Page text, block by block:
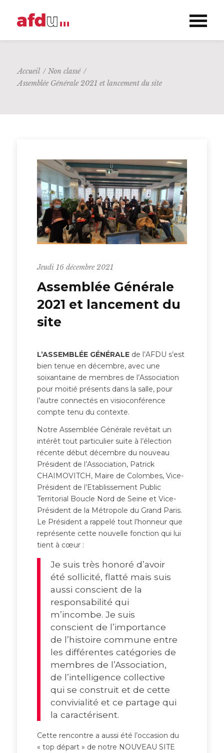
Accueil / Non classé /
Assemblée Générale 2021 et lancement du site
Jeudi 16 décembre 2021
Assemblée Générale
2021 et lancement du
site
L’ASSEMBLÉE GÉNÉRALEde l’AFDU s’est
bien tenue en décembre, avec une
soixantaine de membres de l’Association
pour moitié présents dans la salle, pour
l’autre connectés en visioconférence
compte tenu du contexte.
Notre Assemblée Générale revêtait un
intérêt tout particulier suite à l’élection
récente début décembre du nouveau
Président de l’Association, Patrick
CHAIMOVITCH, Maire de Colombes, Vice-
Président de l’Etablissement Public
Territorial Boucle Nord de Seine et Vice-
Président de la Métropole du Grand Paris.
Le Président a rappelé tout l’honneur que
représente cette nouvelle fonction qui lui
tient à cœur :
Je suis très honoré d’avoir
été sollicité, flatté mais suis
aussi conscient de la
responsabilité qui
m’incombe. Je suis
conscient de l’importance
de l’histoire commune entre
les différentes catégories de
membres de l’Association,
de l’intelligence collective
qui se construit et de cette
convivialité et ce partage qui
la caractérisent.
Cette rencontre a aussi été l’occasion du
« top départ » de notre NOUVEAU SITE